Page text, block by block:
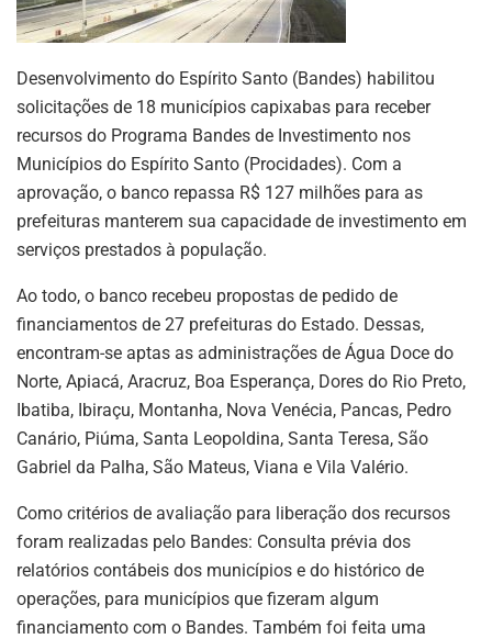
Desenvolvimento do Espírito Santo (Bandes) habilitou
solicitações de 18 municípios capixabas para receber
recursos do Programa Bandes de Investimento nos
Municípios do Espírito Santo (Procidades). Com a
aprovação, o banco repassa R$ 127 milhões para as
prefeituras manterem sua capacidade de investimento em
serviços prestados à população.
Ao todo, o banco recebeu propostas de pedido de
financiamentos de 27 prefeituras do Estado. Dessas,
encontram-se aptas as administrações de Água Doce do
Norte, Apiacá, Aracruz, Boa Esperança, Dores do Rio Preto,
Ibatiba, Ibiraçu, Montanha, Nova Venécia, Pancas, Pedro
Canário, Piúma, Santa Leopoldina, Santa Teresa, São
Gabriel da Palha, São Mateus, Viana e Vila Valério.
Como critérios de avaliação para liberação dos recursos
foram realizadas pelo Bandes: Consulta prévia dos
relatórios contábeis dos municípios e do histórico de
operações, para municípios que fizeram algum
financiamento com o Bandes. Também foi feita uma